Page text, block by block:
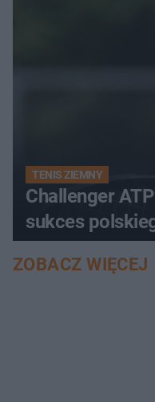
TENIS ZIEMNY
Challenger
sukces
ZOBACZ WIĘCEJ